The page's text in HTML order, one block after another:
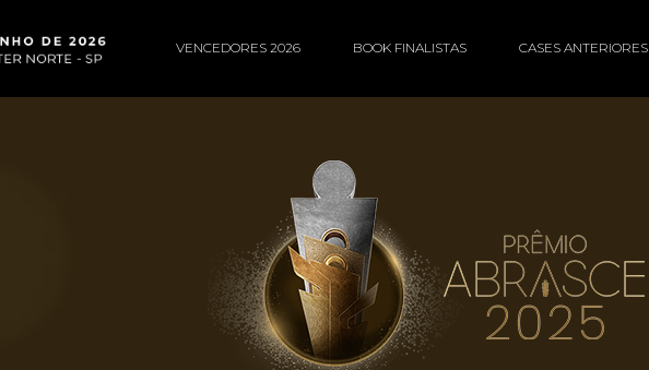
VENCEDORES 2026 BOOK FINALISTAS CASES ANTERIORES